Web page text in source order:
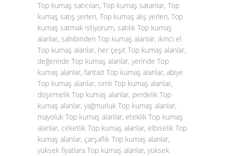
Top kumaş satıcıları, Top kumaş satanlar, Top
kumaş satış yerleri, Top kumaş alış yerleri, Top
kumaş satmak istiyorum, satılık Top kumaş
alanlar, sahibinden Top kumaş alanlar, ikinci el
Top kumaş alanlar, her çeşit Top kumaş alanlar,
değerinde Top kumaş alanlar, yerinde Top
kumaş alanlar, fantazi Top kumaş alanlar, abiye
Top kumaş alanlar, simli Top kumaş alanlar,
döşemelik Top kumaş alanlar, perdelik Top
kumaş alanlar, yağmurluk Top kumaş alanlar,
mayoluk Top kumaş alanlar, eteklik Top kumaş
alanlar, ceketlik Top kumaş alanlar, elbiselik Top
kumaş alanlar, çarşaflık Top kumaş alanlar,
yüksek fiyatlara Top kumaş alanlar, yüksek